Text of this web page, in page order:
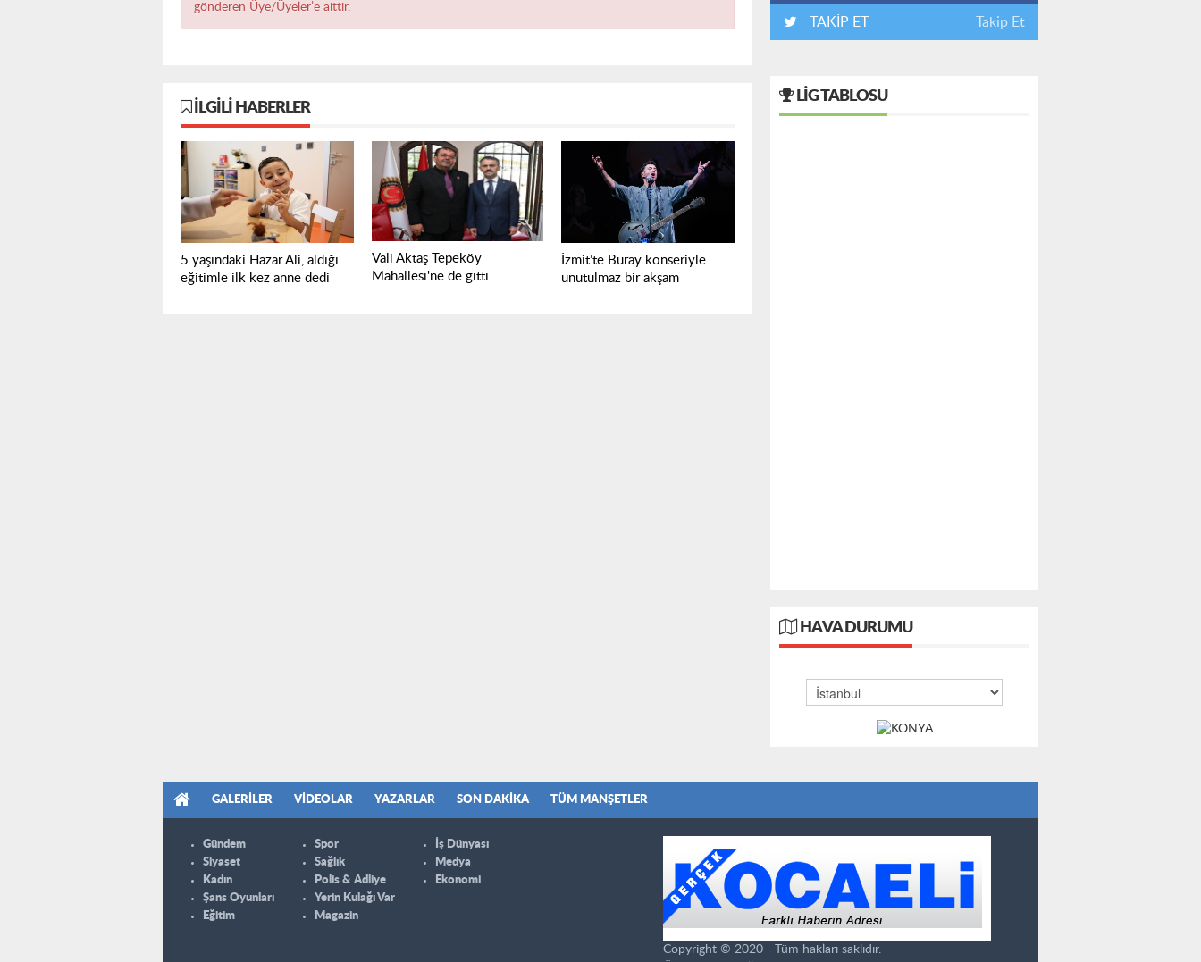
gönderen Üye/Üyeler’e aittir.
İLGILI HABERLER
5 yaşındaki Hazar Ali, aldığı
eğitimle ilk kez anne dedi
Vali Aktaş Tepeköy
Mahallesi'ne de gitti
İzmit’te Buray konseriyle
unutulmaz bir akşam
TAKİP ET Takip Et
LIG TABLOSU
HAVA DURUMU
GALERILER VIDEOLAR YAZARLAR SON DAKIKA TÜM MANŞETLER
Gündem
Siyaset
Kadın
Şans Oyunları
Eğitim
Spor
Sağlık
Polis & Adliye
Yerin Kulağı Var
Magazin
İş Dünyası
Medya
Ekonomi
Copyright © 2020 - Tüm hakları saklıdır.